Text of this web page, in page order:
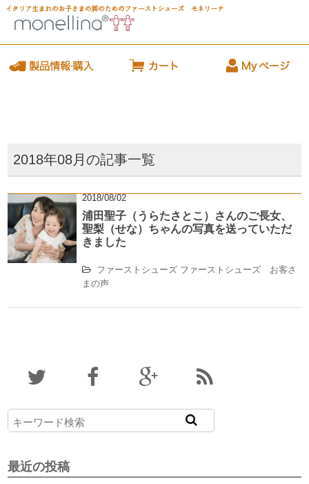
2018年08月の記事一覧
2018/08/02
浦田聖子（うらたさとこ）さんのご長女、
聖梨（せな）ちゃんの写真を送っていただ
きました
ファーストシューズ ファーストシューズ お客さ
まの声
最近の投稿